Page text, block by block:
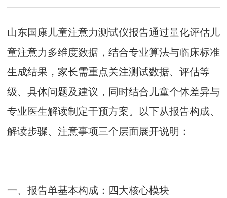
山东国康儿童注意力测试仪报告通过量化评估儿
童注意力多维度数据，结合专业算法与临床标准
生成结果，家长需重点关注测试数据、评估等
级、具体问题及建议，同时结合儿童个体差异与
专业医生解读制定干预方案。以下从报告构成、
解读步骤、注意事项三个层面展开说明：
一、报告单基本构成：四大核心模块